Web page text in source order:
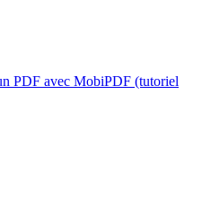
PDF avec MobiPDF (tutoriel